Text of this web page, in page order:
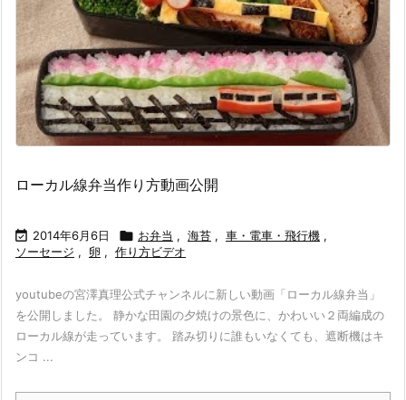
ローカル線弁当作り方動画公開
 2014年6月6日  お弁当 , 海苔 , 車・電車・飛行機 ,
ソーセージ , 卵 , 作り方ビデオ
youtubeの宮澤真理公式チャンネルに新しい動画「ローカル線弁当」
を公開しました。 静かな田園の夕焼けの景色に、かわいい２両編成の
ローカル線が走っています。 踏み切りに誰もいなくても、遮断機はキ
ンコ ...